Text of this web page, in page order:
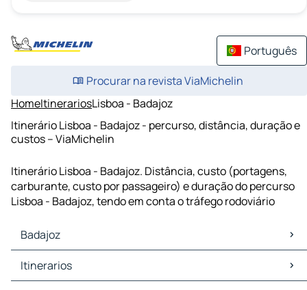
Português
Procurar na revista ViaMichelin
HomeItinerariosLisboa - Badajoz
Itinerário Lisboa - Badajoz - percurso, distância, duração e
custos – ViaMichelin
Itinerário Lisboa - Badajoz. Distância, custo (portagens,
carburante, custo por passageiro) e duração do percurso
Lisboa - Badajoz, tendo em conta o tráfego rodoviário
Badajoz
Badajoz Mapas Plantas
Badajoz Trafego
Itinerarios